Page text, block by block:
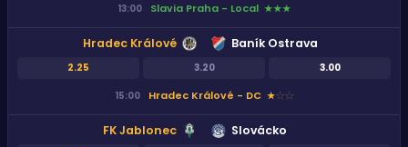
13:00 Slavia Praha - Local ★★★
Hradec Králové
2.25 3.20 3.00
Baník Ostrava
15:00 Hradec Králové - DC ★★★
FK Jablonec Slovácko